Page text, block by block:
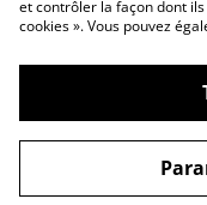
©2026Ma Za Si ~
et contrôler la façon dont
cookies ». Vous pouvez